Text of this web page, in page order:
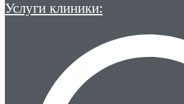
Услуги клиники: